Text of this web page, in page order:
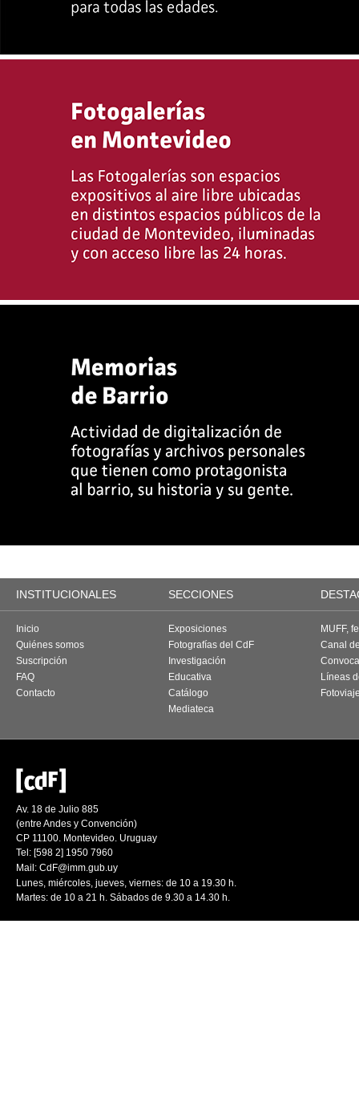
INSTITUCIONALES SECCIONES
Inicio
Quiénes somos
Suscripción
FAQ
Contacto
Exposiciones
Fotografías del CdF
Investigación
Educativa
Catálogo
Mediateca
MUFF,
Canal
Líneas
Av. 18 de Julio 885
(entre Andes y Convención)
CP 11100. Montevideo. Uruguay
Tel: [598 2] 1950 7960
Mail: CdF@imm.gub.uy
Lunes, miércoles, jueves, viernes: de 10 a 19.30 h.
Martes: de 10 a 21 h. Sábados de 9.30 a 14.30 h.